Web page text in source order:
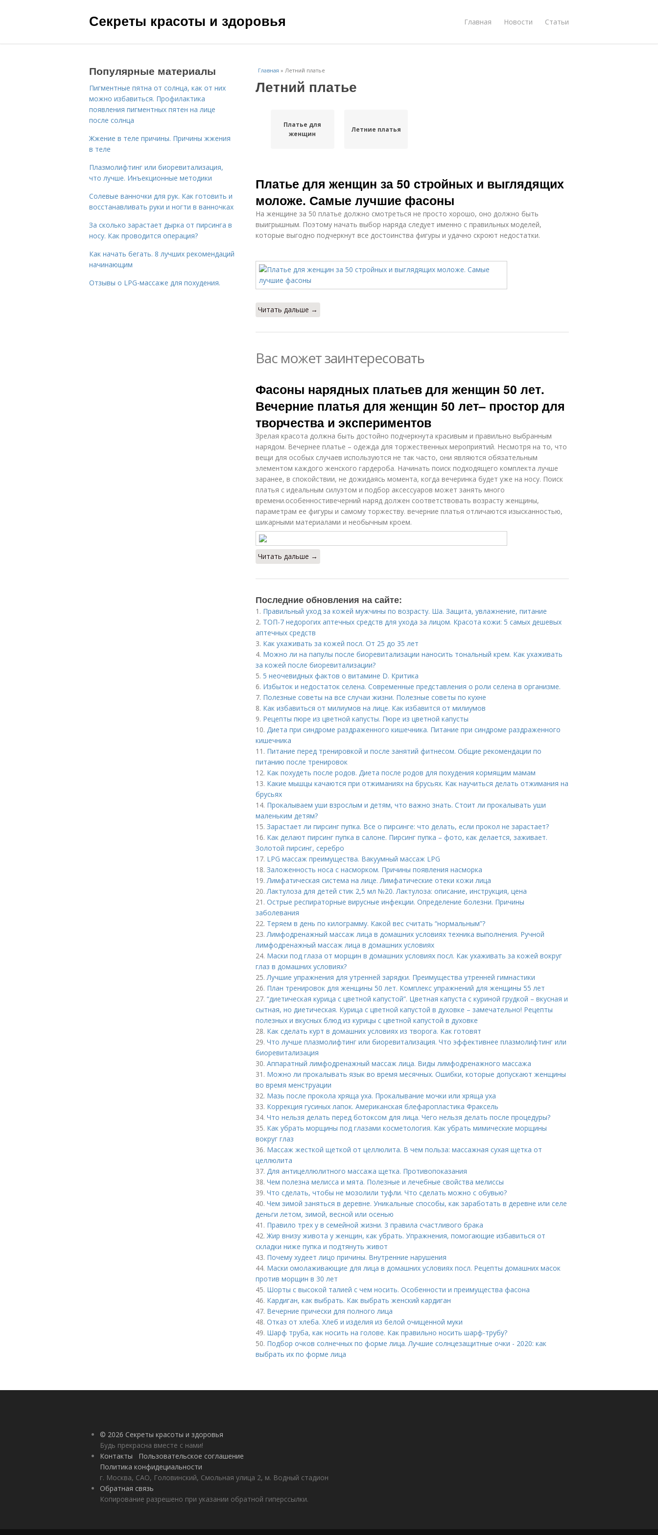
Секреты красоты и здоровья Главная Новости Статьи
Главная » Летний платье
Летний платье
Платье для
женщин
Летние платья
Платье для женщин за 50 стройных и выглядящих
моложе. Самые лучшие фасоны
На женщине за 50 платье должно смотреться не просто хорошо, оно должно быть
выигрышным. Поэтому начать выбор наряда следует именно с правильных моделей,
которые выгодно подчеркнут все достоинства фигуры и удачно скроют недостатки.
Читать дальше →
Вас может заинтересовать
Фасоны нарядных платьев для женщин 50 лет.
Вечерние платья для женщин 50 лет– простор для
творчества и экспериментов
Зрелая красота должна быть достойно подчеркнута красивым и правильно выбранным
нарядом. Вечернее платье – одежда для торжественных мероприятий. Несмотря на то, что
вещи для особых случаев используются не так часто, они являются обязательным
элементом каждого женского гардероба. Начинать поиск подходящего комплекта лучше
заранее, в спокойствии, не дожидаясь момента, когда вечеринка будет уже на носу. Поиск
платья с идеальным силуэтом и подбор аксессуаров может занять много
времени.особенностивечерний наряд должен соответствовать возрасту женщины,
параметрам ее фигуры и самому торжеству. вечерние платья отличаются изысканностью,
шикарными материалами и необычным кроем.
Читать дальше →
Последние обновления на сайте:
1. Правильный уход за кожей мужчины по возрасту. Ша. Защита, увлажнение, питание
2. ТОП-7 недорогих аптечных средств для ухода за лицом. Красота кожи: 5 самых дешевых
аптечных средств
3. Как ухаживать за кожей посл. От 25 до 35 лет
4. Можно ли на папулы после биоревитализации наносить тональный крем. Как ухаживать
за кожей после биоревитализации?
5. 5 неочевидных фактов о витамине D. Критика
6. Избыток и недостаток селена. Современные представления о роли селена в организме.
7. Полезные советы на все случаи жизни. Полезные советы по кухне
8. Как избавиться от милиумов на лице. Как избавится от милиумов
9. Рецепты пюре из цветной капусты. Пюре из цветной капусты
10. Диета при синдроме раздраженного кишечника. Питание при синдроме раздраженного
кишечника
11. Питание перед тренировкой и после занятий фитнесом. Общие рекомендации по
питанию после тренировок
12. Как похудеть после родов. Диета после родов для похудения кормящим мамам
13. Какие мышцы качаются при отжиманиях на брусьях. Как научиться делать отжимания на
брусьях
14. Прокалываем уши взрослым и детям, что важно знать. Стоит ли прокалывать уши
маленьким детям?
15. Зарастает ли пирсинг пупка. Все о пирсинге: что делать, если прокол не зарастает?
16. Как делают пирсинг пупка в салоне. Пирсинг пупка – фото, как делается, заживает.
Золотой пирсинг, серебро
17. LPG массаж преимущества. Вакуумный массаж LPG
18. Заложенность носа с насморком. Причины появления насморка
19.Лимфатическая система на лице. Лимфатические отеки кожи лица
20.Лактулоза для детей стик 2,5 мл №20. Лактулоза: описание, инструкция, цена
21. Острые респираторные вирусные инфекции. Определение болезни. Причины
заболевания
22. Теряем в день по килограмму. Какой вес считать “нормальным”?
23.Лимфодренажный массаж лица в домашних условиях техника выполнения. Ручной
лимфодренажный массаж лица в домашних условиях
24. Маски под глаза от морщин в домашних условиях посл. Как ухаживать за кожей вокруг
глаз в домашних условиях?
25.Лучшие упражнения для утренней зарядки. Преимущества утренней гимнастики
26. План тренировок для женщины 50 лет. Комплекс упражнений для женщины 55 лет
27. “диетическая курица с цветной капустой”. Цветная капуста с куриной грудкой – вкусная и
сытная, но диетическая. Курица с цветной капустой в духовке – замечательно! Рецепты
полезных и вкусных блюд из курицы с цветной капустой в духовке
28. Как сделать курт в домашних условиях из творога. Как готовят
29. Что лучше плазмолифтинг или биоревитализация. Что эффективнее плазмолифтинг или
биоревитализация
30. Аппаратный лимфодренажный массаж лица. Виды лимфодренажного массажа
31. Можно ли прокалывать язык во время месячных. Ошибки, которые допускают женщины
во время менструации
32. Мазь после прокола хряща уха. Прокалывание мочки или хряща уха
33. Коррекция гусиных лапок. Американская блефаропластика Фраксель
34. Что нельзя делать перед ботоксом для лица. Чего нельзя делать после процедуры?
35. Как убрать морщины под глазами косметология. Как убрать мимические морщины
вокруг глаз
36. Массаж жесткой щеткой от целлюлита. В чем польза: массажная сухая щетка от
целлюлита
37. Для антицеллюлитного массажа щетка. Противопоказания
38. Чем полезна мелисса и мята. Полезные и лечебные свойства мелиссы
39. Что сделать, чтобы не мозолили туфли. Что сделать можно с обувью?
40. Чем зимой заняться в деревне. Уникальные способы, как заработать в деревне или селе
деньги летом, зимой, весной или осенью
41. Правило трех у в семейной жизни. 3 правила счастливого брака
42.Жир внизу живота у женщин, как убрать. Упражнения, помогающие избавиться от
складки ниже пупка и подтянуть живот
43. Почему худеет лицо причины. Внутренние нарушения
44. Маски омолаживающие для лица в домашних условиях посл. Рецепты домашних масок
против морщин в 30 лет
45. Шорты с высокой талией с чем носить. Особенности и преимущества фасона
46. Кардиган, как выбрать. Как выбрать женский кардиган
47. Вечерние прически для полного лица
48. Отказ от хлеба. Хлеб и изделия из белой очищенной муки
49. Шарф труба, как носить на голове. Как правильно носить шарф-трубу?
50. Подбор очков солнечных по форме лица. Лучшие солнцезащитные очки - 2020: как
выбрать их по форме лица
Популярные материалы
Пигментные пятна от солнца, как от них
можно избавиться. Профилактика
появления пигментных пятен на лице
после солнца
Жжение в теле причины. Причины жжения
в теле
Плазмолифтинг или биоревитализация,
что лучше. Инъекционные методики
Солевые ванночки для рук. Как готовить и
восстанавливать руки и ногти в ванночках
За сколько зарастает дырка от пирсинга в
носу. Как проводится операция?
Как начать бегать. 8 лучших рекомендаций
начинающим
Отзывы о LPG-массаже для похудения.
© 2026 Секреты красоты и здоровья
Будь прекрасна вместе с нами!
Контакты
Пользовательское соглашение
Политика конфидециальности
г. Москва, САО, Головинский, Смольная улица 2, м. Водный стадион
Обратная связь
Копирование разрешено при указании обратной гиперссылки.